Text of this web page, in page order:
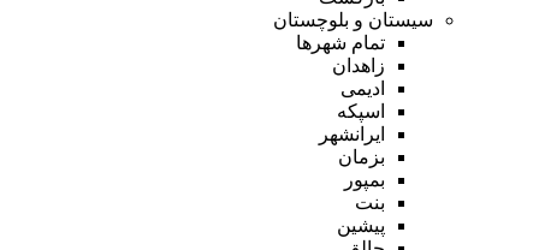
سیستان و بلوچستان
تمام شهر‌ها
زاهدان
ادیمی
اسپکه
ایرانشهر
بزمان
بمپور
بنت
پیشین